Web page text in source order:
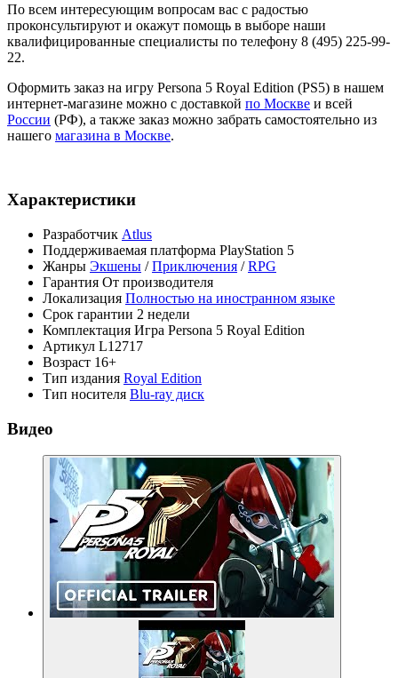
По всем интересующим вопросам вас с радостью
проконсультируют и окажут помощь в выборе наши
квалифицированные специалисты по телефону 8 (495) 225-99-
22.
Оформить заказ на игру Persona 5 Royal Edition (PS5) в нашем
интернет-магазине можно с доставкой по Москве и всей
России (РФ), а также заказ можно забрать самостоятельно из
нашего магазина в Москве.
Характеристики
Разработчик Atlus
Поддерживаемая платформа PlayStation 5
Жанры Экшены /Приключения /RPG
Гарантия От производителя
Локализация Полностью на иностранном языке
Срок гарантии 2 недели
Комплектация Игра Persona 5 Royal Edition
Артикул L12717
Возраст 16+
Тип издания Royal Edition
Тип носителя Blu-ray диск
Видео